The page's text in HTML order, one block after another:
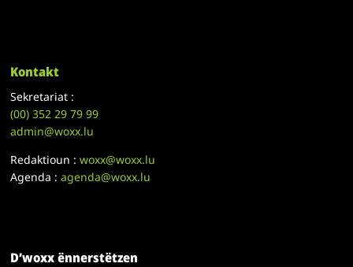
Kontakt
Sekretariat :
(00)352 29 79 99
admin@woxx.lu
Redaktioun :woxx@woxx.lu
Agenda :agenda@woxx.lu
D’woxx ënnerstëtzen